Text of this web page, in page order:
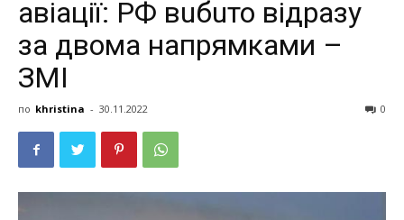
авіації: РФ вuбuто відразу
за двома напрямками –
ЗМІ
по khristina - 30.11.2022 0